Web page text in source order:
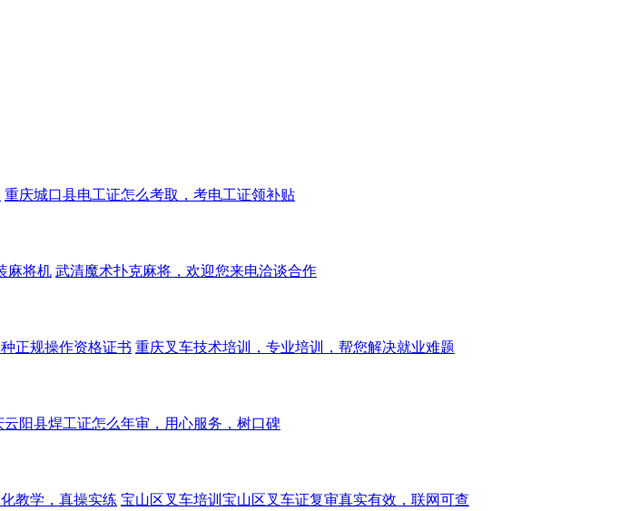
重庆城口县电工证怎么考取，考电工证领补贴
麻将机 武清魔术扑克麻将，欢迎您来电洽谈合作
正规操作资格证书 重庆叉车技术培训，专业培训，帮您解决就业难题
云阳县焊工证怎么年审，用心服务，树口碑
教学，真操实练 宝山区叉车培训宝山区叉车证复审真实有效，联网可查